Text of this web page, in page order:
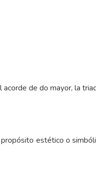
de do mayor, la
estético o